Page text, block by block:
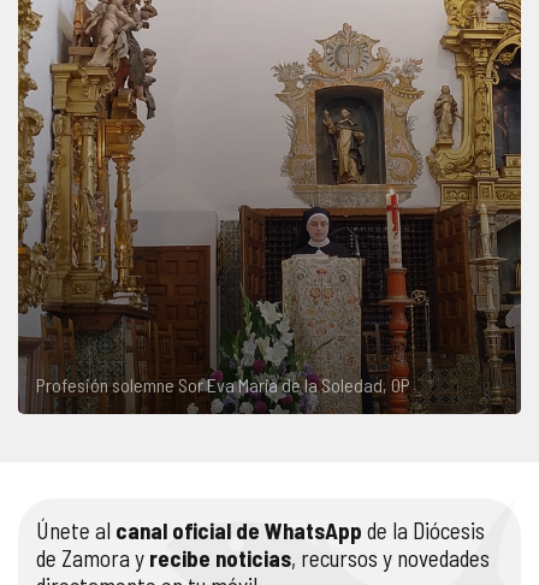
Profesión solemne Sor Eva María de la Soledad, OP
Únete al canal oficial de WhatsApp de la Diócesis
de Zamora y recibe noticias, recursos y novedades